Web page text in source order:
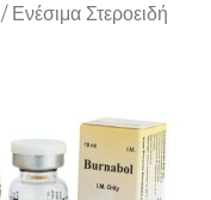
/ Ενέσιμα Στεροειδή